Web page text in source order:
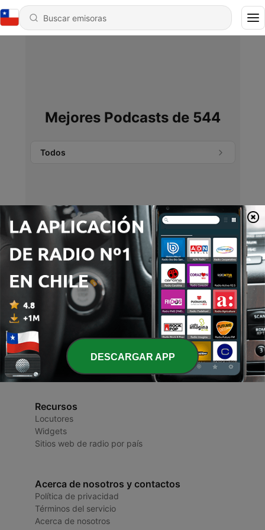
Mejores Podcasts de 544
Todos
No se encontraron podcasts.
Radios Chilenas
Recursos
Locutores
Widgets
Sitios web de radio por país
Acerca de nosotros y contactos
Política de privacidad
Términos del servicio
Acerca de nosotros
DESCARGAR APP